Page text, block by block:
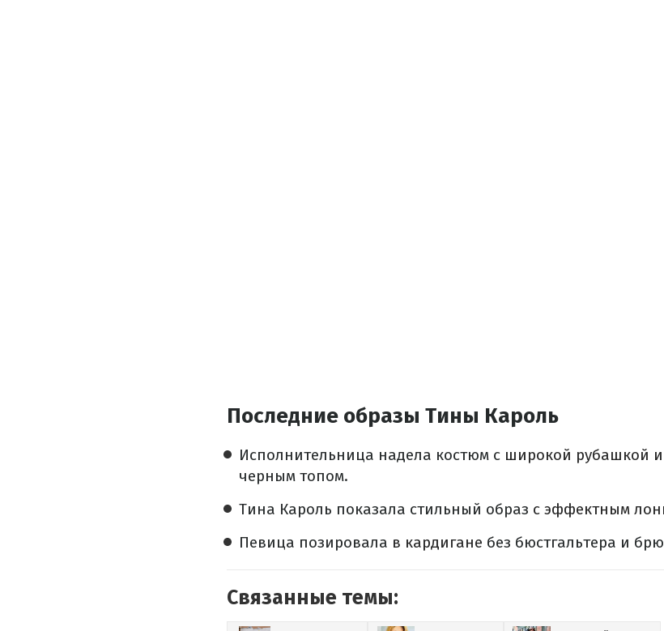
Последние образы Тины Кароль
Исполнительница надела костюм с широкой рубашкой
черным топом.
Тина Кароль показала стильный образ с эффектным
Певица позировала в кардигане без бюстгальтера и
Связанные темы: